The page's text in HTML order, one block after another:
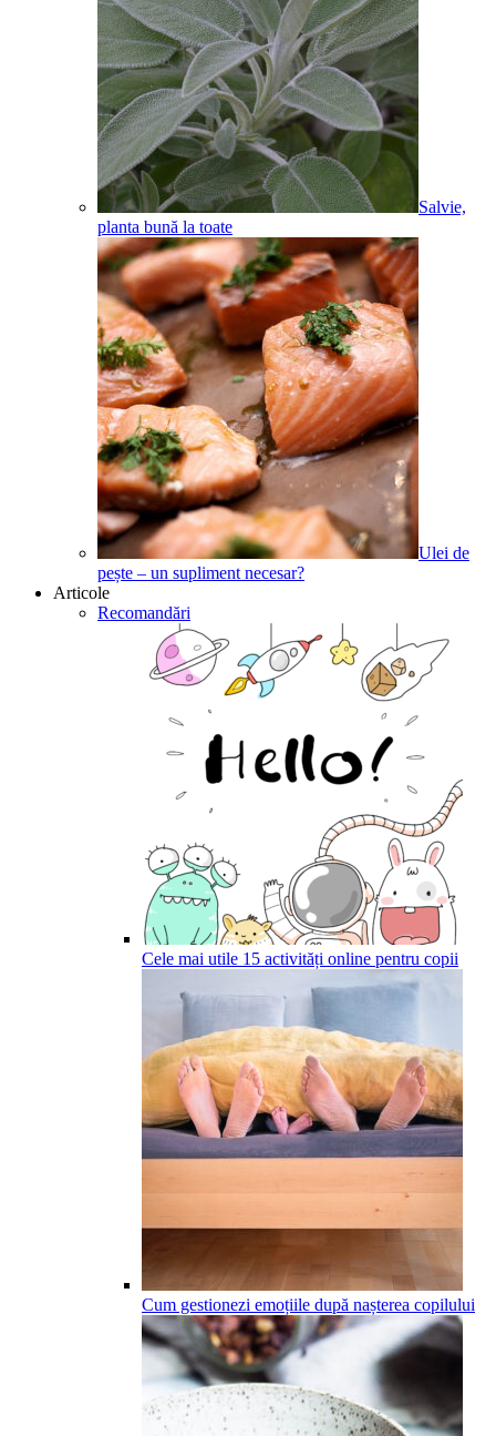
Salvie,
planta bună la toate
Ulei de
pește – un supliment necesar?
Articole
Recomandări
Cele mai utile 15 activități online pentru copii
Cum gestionezi emoțiile după nașterea copilului